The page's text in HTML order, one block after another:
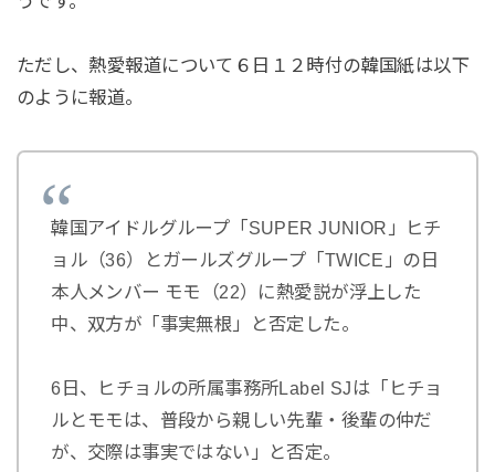
ただし、熱愛報道について６日１２時付の韓国紙は以下
のように報道。
韓国アイドルグループ「SUPER JUNIOR」ヒチ
ョル（36）とガールズグループ「TWICE」の日
本人メンバー モモ（22）に熱愛説が浮上した
中、双方が「事実無根」と否定した。
6日、ヒチョルの所属事務所Label SJは「ヒチョ
ルとモモは、普段から親しい先輩・後輩の仲だ
が、交際は事実ではない」と否定。